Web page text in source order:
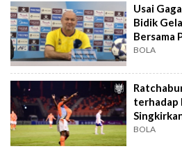
Usai
Bidik
Bersama
BOLA
terhadap
BOLA